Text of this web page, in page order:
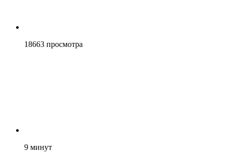
18663 просмотра
9 минут